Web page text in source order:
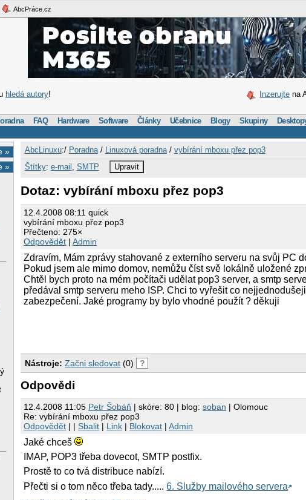
AbcPráce.cz
hledá autory! Inzerujte na
FAQ Hardware Software Články Učebnice Blogy Skupiny
»
»
AbcLinuxu:/ Poradna/ Linuxová poradna/ vybírání mboxu přez pop3
Štítky: e-mail SMTP Upravit
Dotaz: vybírání mboxu přez pop3
12.4.2008 08:11 quick
vybírání mboxu přez pop3
Přečteno: 275×
Odpovědět |Admin
Zdravím, Mám zprávy stahované z externího serveru na svůj PC
Pokud jsem ale mimo domov, nemůžu číst svě lokálně uložené
Chtěl bych proto na mém počítači udělat pop3 server, a smtp
předával smtp serveru meho ISP. Chci to vyřešit co
zabezpečení. Jaké programy by bylo vhodné použít ? děkuji
Nástroje: Začni sledovat (0) ?
Odpovědi
12.4.2008 11:05 Petr Šobáň | skóre: 80 | blog:soban | Olomouc
Re: vybírání mboxu přez pop3
Odpovědět | |Sbalit | Link | Blokovat |Admin
Jaké chceš
IMAP, POP3 třeba dovecot, SMTP postfix.
Prostě to co tvá distribuce nabízí.
Přečti si o tom něco třeba tady.....6. Služby mailového servera